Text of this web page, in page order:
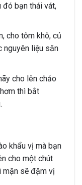
đó bạn thái vát,
cho tôm khô, củ
nguyên liệu săn
cho lên chảo
thì bắt
khẩu vị mà bạn
cho một chút
mặn sẽ đậm vị